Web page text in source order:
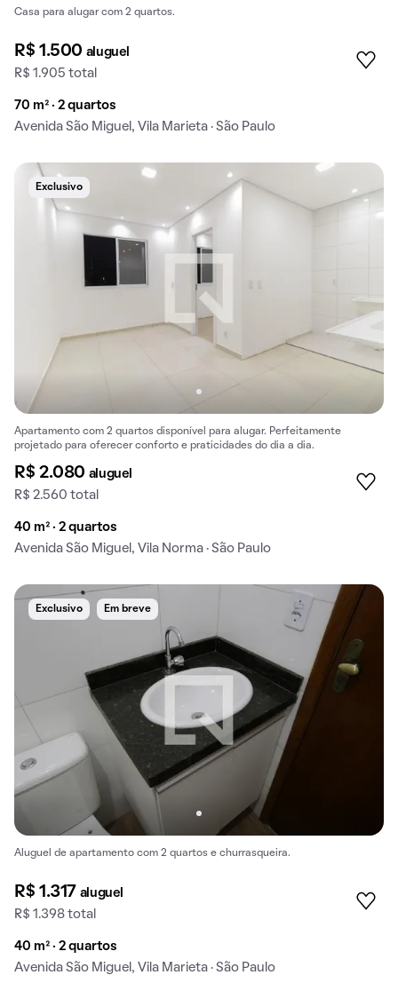
Casa para alugar com 2 quartos.
R$ 1.500 aluguel
R$ 1.905 total
70 m² · 2 quartos
Avenida São Miguel, Vila Marieta · São Paulo
Exclusivo
Apartamento com 2 quartos disponível para alugar. Perfeitamente
projetado para oferecer conforto e praticidades do dia a dia.
R$ 2.080 aluguel
R$ 2.560 total
40 m² · 2 quartos
Avenida São Miguel, Vila Norma · São Paulo
Exclusivo Em breve
Aluguel de apartamento com 2 quartos e churrasqueira.
R$ 1.317 aluguel
R$ 1.398 total
40 m² · 2 quartos
Avenida São Miguel, Vila Marieta · São Paulo